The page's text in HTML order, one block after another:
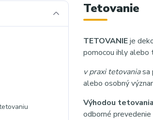
Tetovanie
TETOVANIEje
pomocou ihly alebo
v praxi tetovaniasa
alebo osobný
Výhodou tetovania
odborné